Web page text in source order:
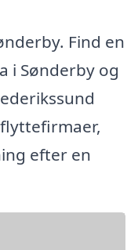
Find en
i Sønderby og
efter en